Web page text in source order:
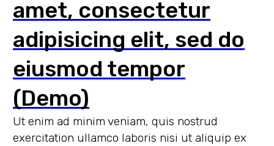
amet, consectetur
adipisicing elit, sed do
eiusmod tempor
(Demo)
Ut enim ad minim veniam, quis nostrud
exercitation ullamco laboris nisi ut aliquip ex